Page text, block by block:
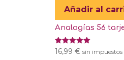
Añadir al
Analogías 56
Valorado
con
16,99€ sin impuestos